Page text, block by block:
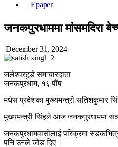
Epaper
जनकपुरधाममा मांसमदिरा
December 31, 2024
जलेश्वरटुडे समाचारदाता
जनकपुरधाम, १६ पौंष
मधेस प्रदेशका मुख्यमन्त्री सतिशकुमार
मुख्यमन्त्री सिंहले आज जनकपुरधाममा
जनकपुरधामवासीलाई परिक्रमा सडकभित्र
पनि उनले जोड दिए ।